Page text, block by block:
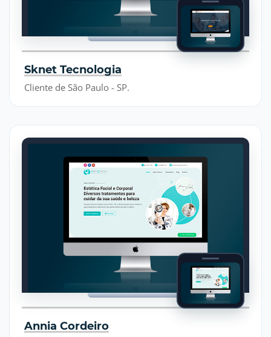
Sknet Tecnologia
Cliente de São Paulo - SP.
Annia Cordeiro